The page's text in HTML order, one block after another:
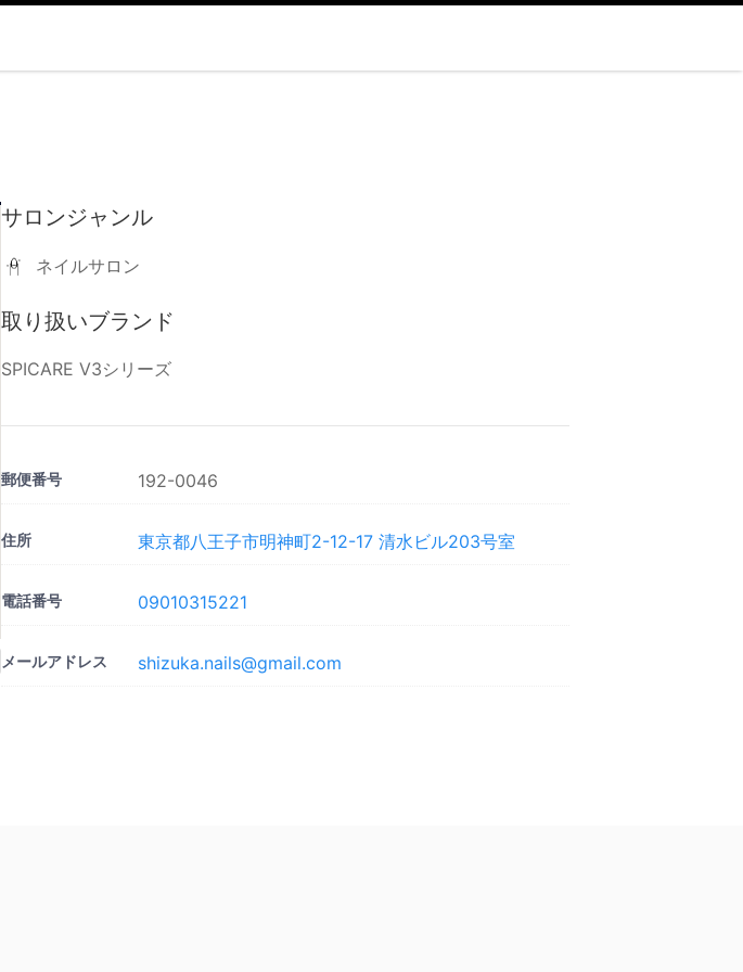
サロンジャンル
ネイルサロン
取り扱いブランド
SPICARE V3シリーズ
郵便番号 192-0046
住所 東京都八王子市明神町2-12-17 清水ビル203号室
電話番号 09010315221
メールアドレス shizuka.nails@gmail.com